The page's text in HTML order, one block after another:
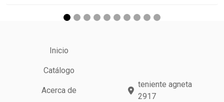
Inicio
Catálogo
Acerca de
teniente agneta
2917